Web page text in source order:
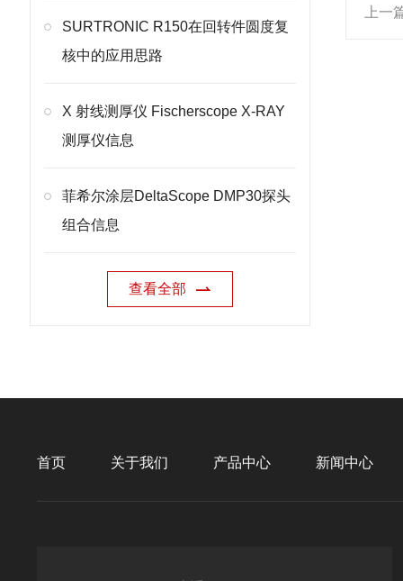
SURTRONIC R150在回转件圆度复
核中的应用思路
X 射线测厚仪 Fischerscope X-RAY
测厚仪信息
菲希尔涂层DeltaScope DMP30探头
组合信息
查看全部
上一
首页 关于我们 产品中心 新闻中心